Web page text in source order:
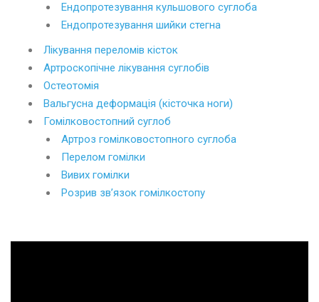
Ендопротезування кульшового суглоба
Ендопротезування шийки стегна
Лікування переломів кісток
Артроскопічне лікування суглобів
Остеотомія
Вальгусна деформація (кісточка ноги)
Гомілковостопний суглоб
Артроз гомілковостопного суглоба
Перелом гомілки
Вивих гомілки
Розрив зв’язок гомілкостопу